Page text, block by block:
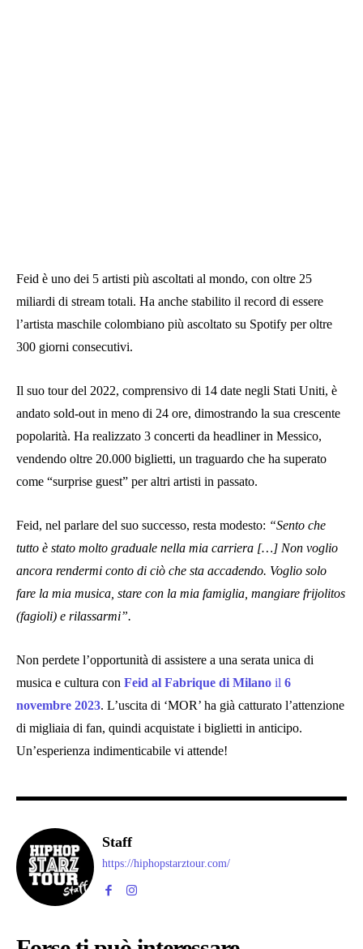
Feid è uno dei 5 artisti più ascoltati al mondo, con oltre 25
miliardi di stream totali. Ha anche stabilito il record di essere
l’artista maschile colombiano più ascoltato su Spotify per oltre
300 giorni consecutivi.
Il suo tour del 2022, comprensivo di 14 date negli Stati Uniti, è
andato sold-out in meno di 24 ore, dimostrando la sua crescente
popolarità. Ha realizzato 3 concerti da headliner in Messico,
vendendo oltre 20.000 biglietti, un traguardo che ha superato
come “surprise guest” per altri artisti in passato.
Feid, nel parlare del suo successo, resta modesto: “Sento che
tutto è stato molto graduale nella mia carriera […] Non voglio
ancora rendermi conto di ciò che sta accadendo. Voglio solo
fare la mia musica, stare con la mia famiglia, mangiare frijolitos
(fagioli) e rilassarmi”.
Non perdete l’opportunità di assistere a una serata unica di
musica e cultura con Feid al Fabrique di Milano il 6
novembre 2023. L’uscita di ‘MOR’ ha già catturato l’attenzione
di migliaia di fan, quindi acquistate i biglietti in anticipo.
Un’esperienza indimenticabile vi attende!
Staff
https://hiphopstarztour.com/